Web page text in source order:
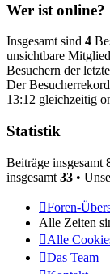
Wer ist online?
Insgesamt sind 4
unsichtbare
Besuchern der
Der
13:12 gleichzeitig
Statistik
Beiträge insgesamt
insgesamt 33 •
Foren-
Alle Zeiten
Alle
Das Team